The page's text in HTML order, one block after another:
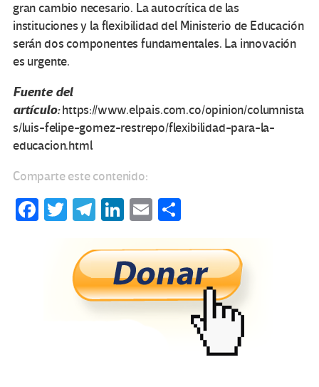
gran cambio necesario. La autocrítica de las
instituciones y la flexibilidad del Ministerio de Educación
serán dos componentes fundamentales. La innovación
es urgente.
Fuente del
artículo:https://www.elpais.com.co/opinion/columnista
s/luis-felipe-gomez-restrepo/flexibilidad-para-la-
educacion.html
Comparte este contenido:
Fa T
tt
er
Te
gr
a
m
Li
ke
dI
n
E
ail m
p
ar
tir